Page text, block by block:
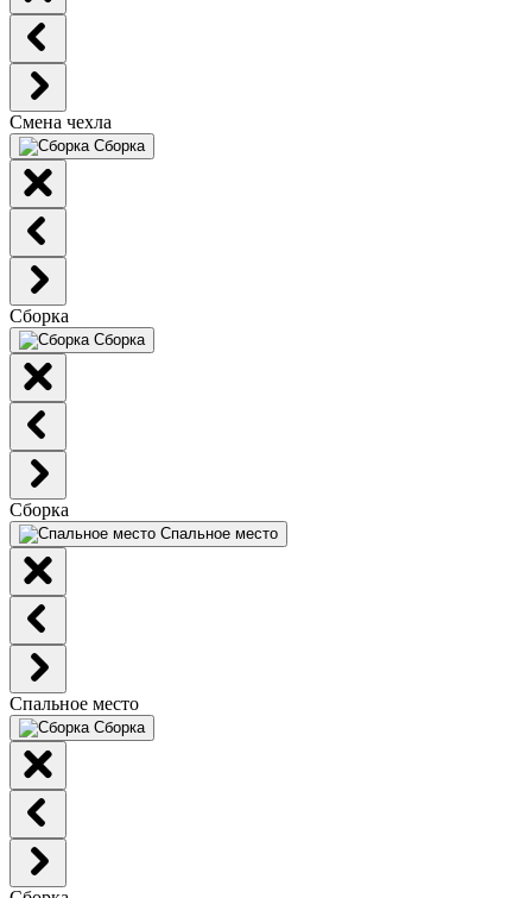
Смена чехла
Сборка
Сборка
Сборка
Сборка
Спальное место
Спальное место
Сборка